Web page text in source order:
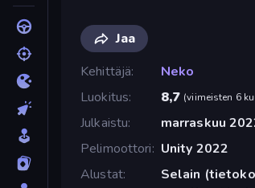
Jaa
Kehittäjä
Neko
Luokitus
8,7 (viimeisten 6
Julkaistu
marraskuu
Pelimoottori
Unity 2022
Alustat
Selain